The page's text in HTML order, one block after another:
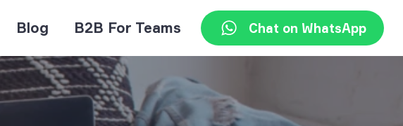
Blog B2B For Teams Chat on WhatsApp